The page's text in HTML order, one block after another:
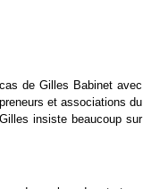
de Gilles Babinet avec
et associations du
insiste beaucoup sur